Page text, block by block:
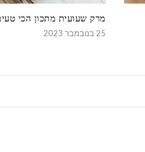
מרק שעועית מתכון הכי
25 בנובמבר 2023